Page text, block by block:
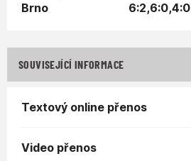
6:2,6:0,4:0
SOUVISEJÍCÍ INFORMACE
Textový online přenos
Video přenos